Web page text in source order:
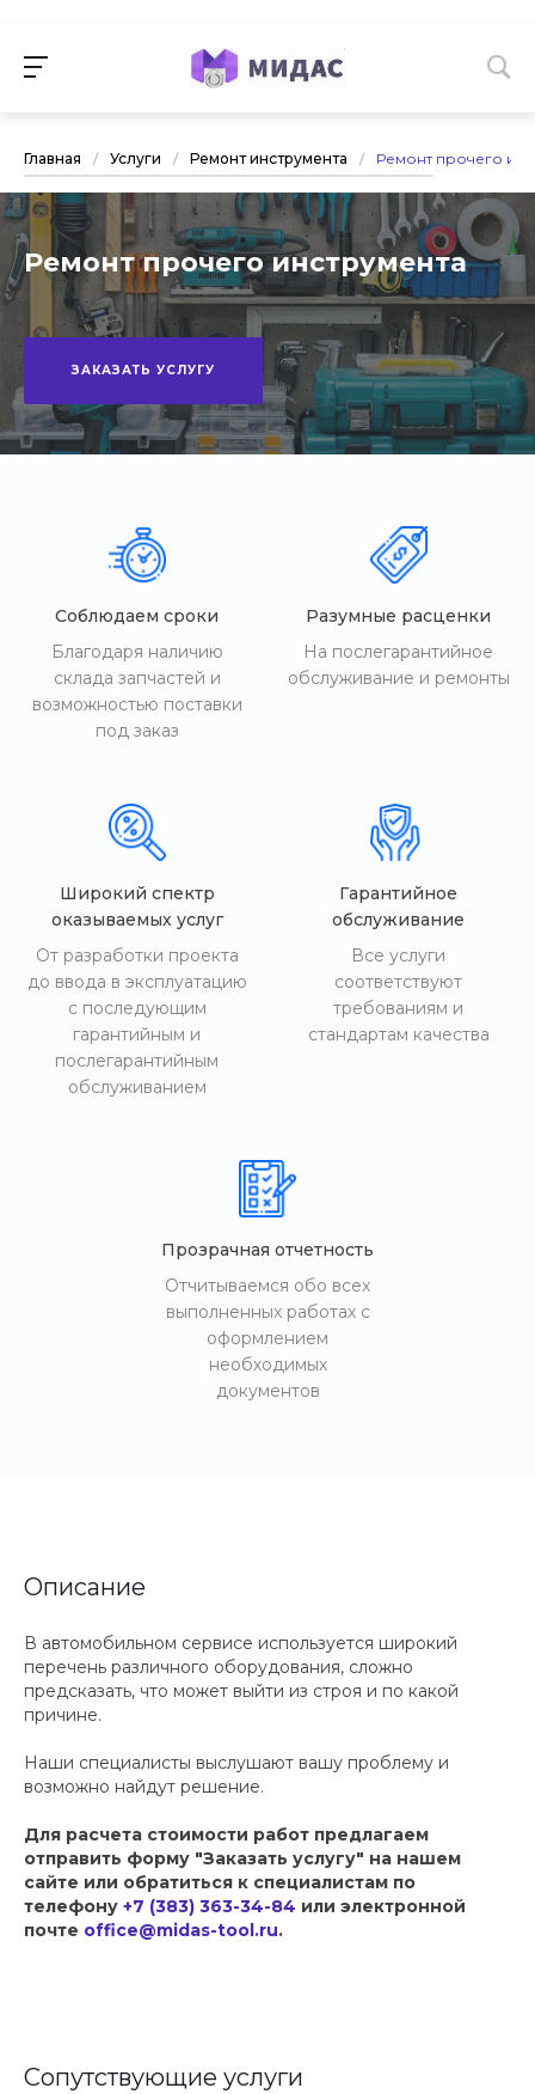
Главная / Услуги / Ремонт инструмента / Ремонт прочего
Ремонт прочего инструмента
ЗАКАЗАТЬ УСЛУГУ
Соблюдаем сроки
Благодаря наличию
склада запчастей и
возможностью поставки
под заказ
Разумные расценки
На послегарантийное
обслуживание и ремонты
Широкий спектр
оказываемых услуг
От разработки проекта
до ввода в эксплуатацию
с последующим
гарантийным и
послегарантийным
обслуживанием
Гарантийное
обслуживание
Все услуги
соответствуют
требованиям и
стандартам качества
Прозрачная отчетность
Отчитываемся обо всех
выполненных работах с
оформлением
необходимых
документов
Описание
В автомобильном сервисе используется широкий
перечень различного оборудования, сложно
предсказать, что может выйти из строя и по какой
причине.
Наши специалисты выслушают вашу проблему и
возможно найдут решение.
Для расчета стоимости работ предлагаем
отправить форму "Заказать услугу" на нашем
сайте или обратиться к специалистам по
телефону +7 (383) 363-34-84 или электронной
почте office@midas-tool.ru.
Сопутствующие услуги